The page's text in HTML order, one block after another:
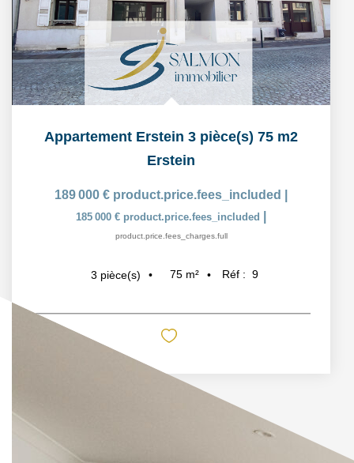
Appartement Erstein 3 pièce(s) 75 m2
Erstein
189 000 € product.price.fees_included
185 000 € product.price.fees_included
product.price.fees_charges.full
3 pièce(s) 75 m² Réf : 9